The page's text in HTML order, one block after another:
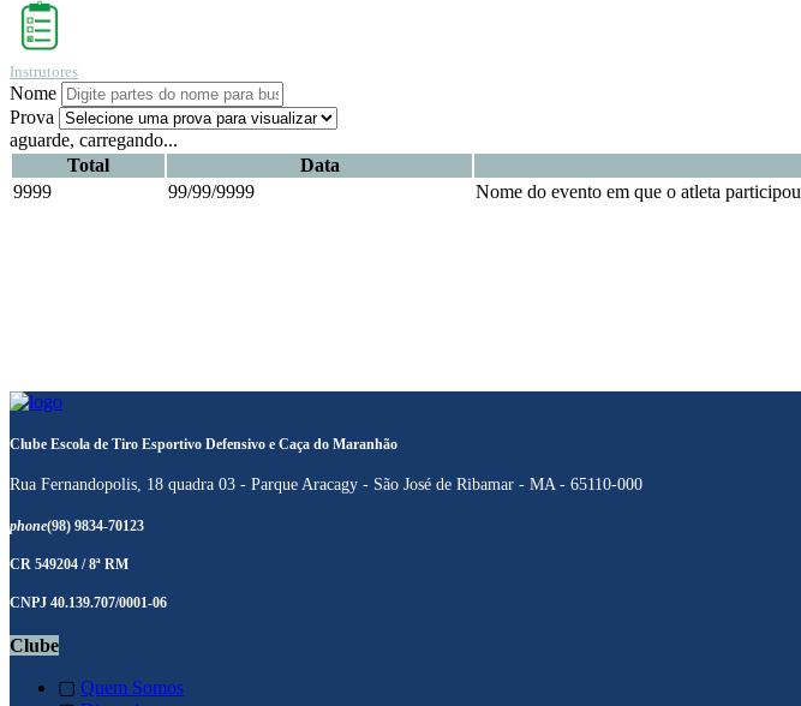
Instrutores
Nome
Prova
aguarde, carregando...
Total
Data
9999
99/99/9999 Nome do evento em que o atleta participou
Clube Escola de Tiro Esportivo Defensivo e Caça do Maranhão
Rua Fernandopolis, 18 quadra 03 - Parque Aracagy - São José de Ribamar - MA - 65110-000
phone(98) 9834-70123
CR 549204 / 8ª RM
CNPJ 40.139.707/0001-06
Clube
▢ Quem Somos